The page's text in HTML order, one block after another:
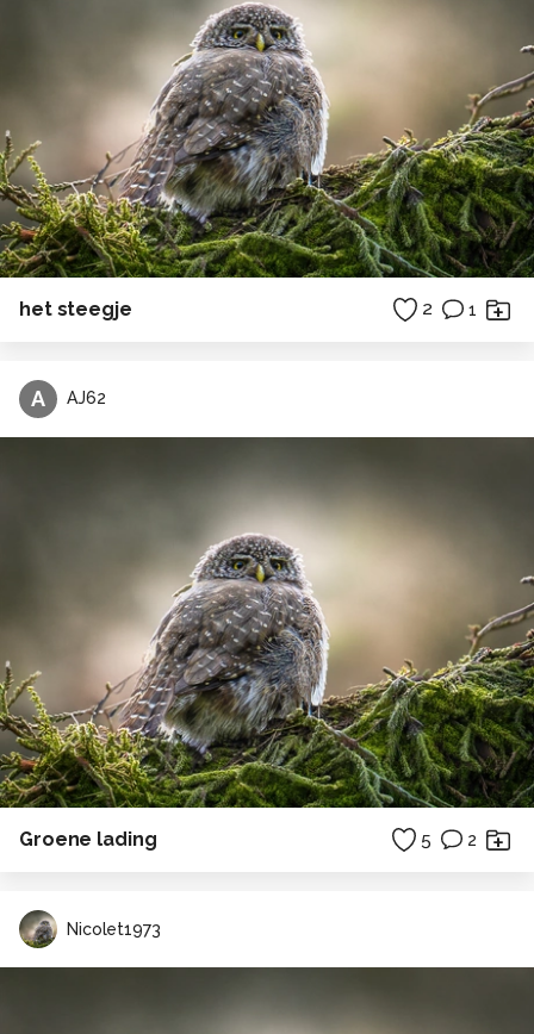
het steegje 2 1
A AJ62
Groene lading 5 2
Nicolet1973